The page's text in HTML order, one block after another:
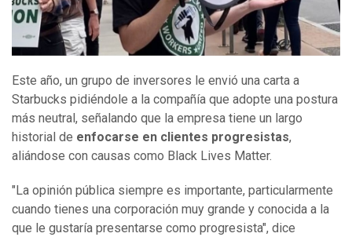
Este año, un grupo de inversores le envió una carta a
Starbucks pidiéndole a la compañía que adopte una postura
más neutral, señalando que la empresa tiene un largo
historial de enfocarse en clientes progresistas,
aliándose con causas como Black Lives Matter.
"La opinión pública siempre es importante, particularmente
cuando tienes una corporación muy grande y conocida a la
que le gustaría presentarse como progresista", dice